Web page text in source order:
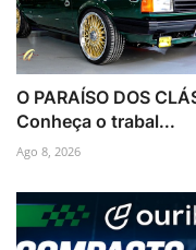
O PARAÍSO DOS
Conheça o trabal...
Ago 8, 2026